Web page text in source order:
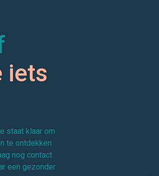
iets
staat klaar om
te ontdekken
nog contact
een gezonder